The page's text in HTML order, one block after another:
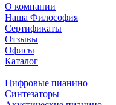
О компании
Наша Философия
Сертификаты
Отзывы
Офисы
Каталог
Цифровые пианино
Синтезаторы